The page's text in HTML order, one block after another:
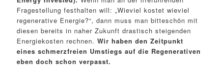
Fragestellung festhalten will: „Wieviel kostet wieviel
regenerative Energie?“, dann muss man bitteschön mit
diesen bereits in naher Zukunft drastisch steigenden
Energiekosten rechnen.Wir haben den Zeitpunkt
eines schmerzfreien Umstiegs auf die Regenerativen
eben doch schon verpasst.